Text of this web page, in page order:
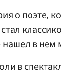
о поэте,
стал
в нем
в